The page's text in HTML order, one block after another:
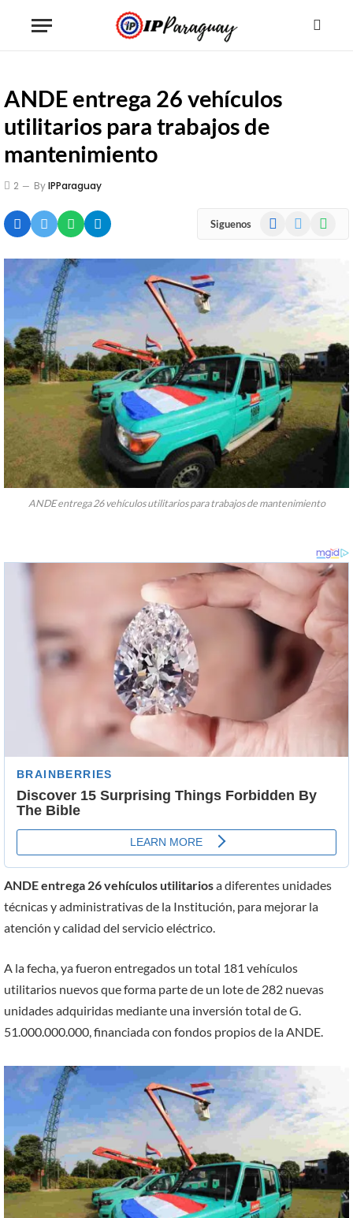
ANDE entrega 26 vehículos
utilitarios para trabajos de
mantenimiento
2 ByIPParaguay
Siguenos Facebook
ANDE entrega 26 vehículos utilitarios para trabajos de mantenimiento
ANDE entrega 26 vehículos utilitariosa diferentes unidades
técnicas y administrativas de la Institución, para mejorar la
atención y calidad del servicio eléctrico.
A la fecha, ya fueron entregados un total 181 vehículos
utilitarios nuevos que forma parte de un lote de 282 nuevas
unidades adquiridas mediante una inversión total de G.
51.000.000.000, financiada con fondos propios de la ANDE.